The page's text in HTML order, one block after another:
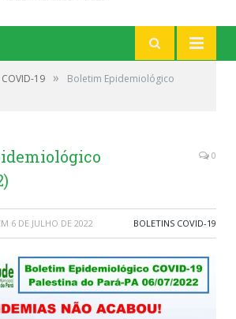
19 »
Boletim Epidemiológico
0
6 DE JULHO DE 2022 BOLETINS COVID-19